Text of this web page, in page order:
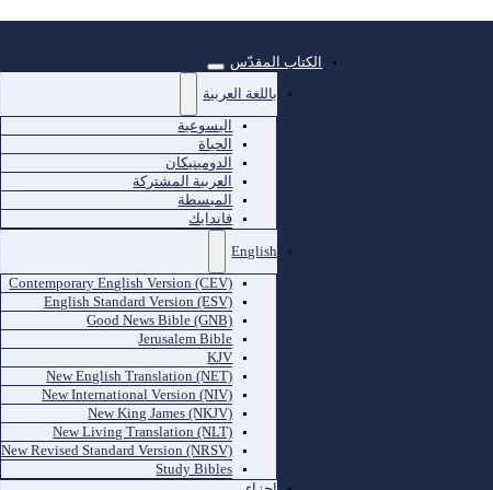
الكتاب المقدّس
باللغة العربية
اليسوعية
الحياة
الدومينيكان
العربية المشتركة
المبسطة
فاندايك
English
Contemporary English Version (CEV)
English Standard Version (ESV)
Good News Bible (GNB)
Jerusalem Bible
KJV
New English Translation (NET)
New International Version (NIV)
New King James (NKJV)
New Living Translation (NLT)
New Revised Standard Version (NRSV)
Study Bibles